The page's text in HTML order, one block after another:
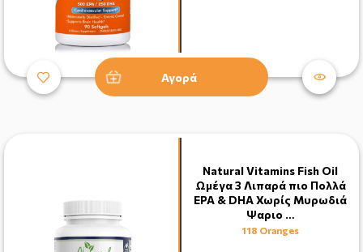
Αγορά
Natural Vitamins Fish Oil
Ωμέγα 3 Λιπαρά πιο Πολλά
EPA & DHA Χωρίς Μυρωδιά
Ψαριο …
118 Oranges